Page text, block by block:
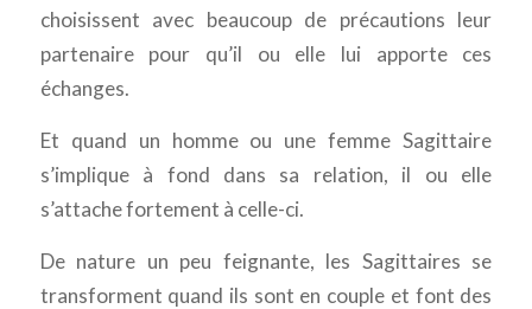
choisissent avec beaucoup de précautions leur
partenaire pour qu’il ou elle lui apporte ces
échanges.
Et quand un homme ou une femme Sagittaire
s’implique à fond dans sa relation, il ou elle
s’attache fortement à celle-ci.
De nature un peu feignante, les Sagittaires se
transforment quand ils sont en couple et font des